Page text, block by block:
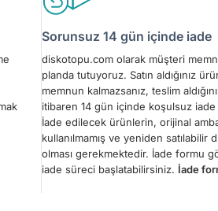
Sorunsuz 14 gün içinde iade
diskotopu.com olarak müşteri
planda tutuyoruz. Satın aldığınız
memnun kalmazsanız, teslim
itibaren 14 gün içinde koşulsuz
İade edilecek ürünlerin, orijinal
kullanılmamış ve yeniden satılabilir
olması gerekmektedir. İade formu
iade süreci başlatabilirsiniz. İade